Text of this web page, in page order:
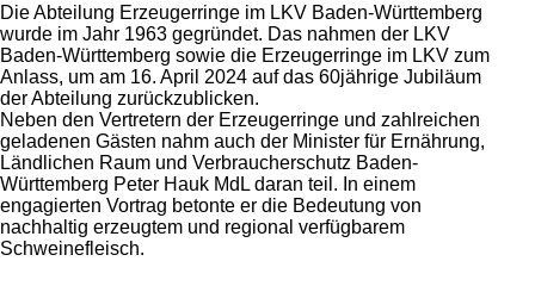
Die Abteilung Erzeugerringe im LKV Baden-Württemberg
wurde im Jahr 1963 gegründet. Das nahmen der LKV
Baden-Württemberg sowie die Erzeugerringe im LKV zum
Anlass, um am 16. April 2024 auf das 60jährige Jubiläum
der Abteilung zurückzublicken.
Neben den Vertretern der Erzeugerringe und zahlreichen
geladenen Gästen nahm auch der Minister für Ernährung,
Ländlichen Raum und Verbraucherschutz Baden-
Württemberg Peter Hauk MdL daran teil. In einem
engagierten Vortrag betonte er die Bedeutung von
nachhaltig erzeugtem und regional verfügbarem
Schweinefleisch.